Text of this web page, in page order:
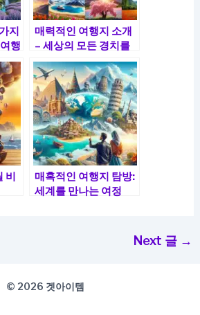
지
행
매력적인 여행지 소개
– 세상의 모든 경치를
만나보세요!
비
매혹적인 여행지 탐방:
세계를 만나는 여정
Next 글 →
© 2026 겟아이템